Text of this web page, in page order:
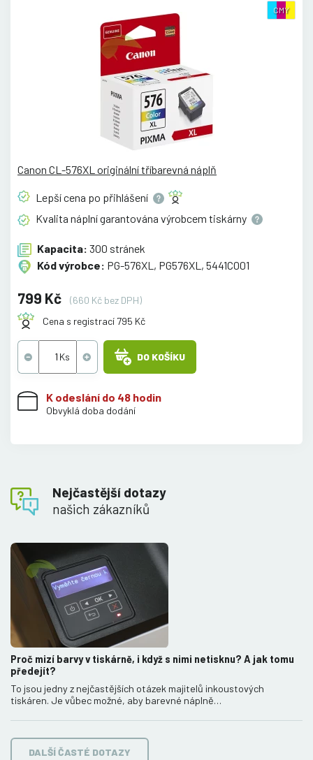
CMY
Canon CL-576XL originální tříbarevná náplň
Lepší cena po přihlášení
Kvalita náplní garantována výrobcem tiskárny
Kapacita: 300 stránek
Kód výrobce: PG-576XL, PG576XL, 5441C001
799 Kč
(660 Kč bez DPH)
Cena s registrací 795 Kč
DO KOŠÍKU
K odeslání do 48 hodin
Obvyklá doba dodání
Nejčastější dotazy
našich zákazníků
Proč mizí barvy v tiskárně, i když s nimi netisknu? A jak tomu
předejít?
To jsou jedny z nejčastějších otázek majitelů inkoustových
tiskáren. Je vůbec možné, aby barevné náplně…
DALŠÍ ČASTÉ DOTAZY